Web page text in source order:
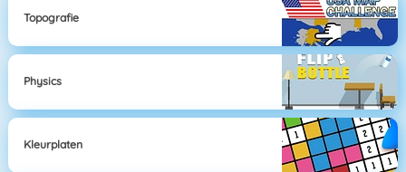
Topografie
Physics
Kleurplaten